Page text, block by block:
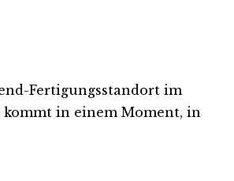
Fertigungsstandort im
in einem Moment, in